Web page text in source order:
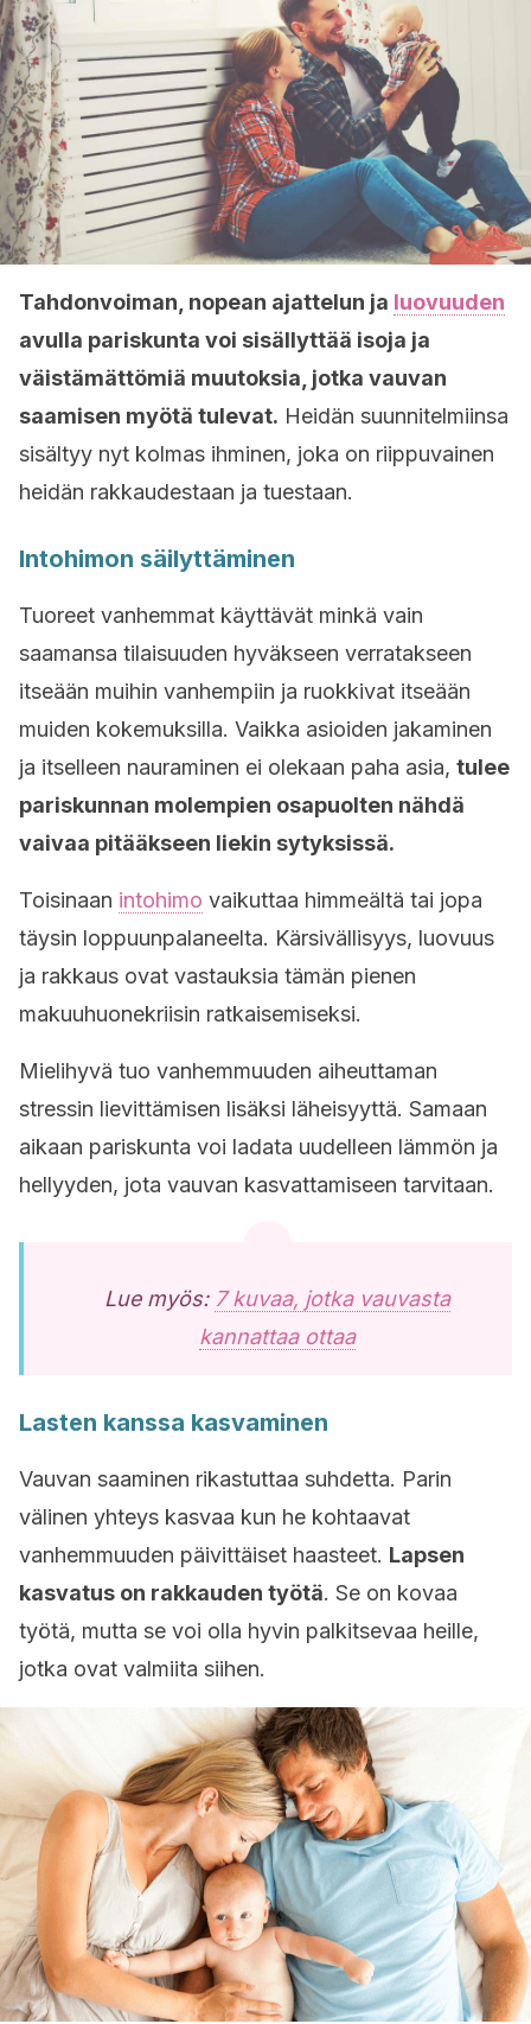
Tahdonvoiman, nopean ajattelun ja luovuuden
avulla pariskunta voi sisällyttää isoja ja
väistämättömiä muutoksia, jotka vauvan
saamisen myötä tulevat. Heidän suunnitelmiinsa
sisältyy nyt kolmas ihminen, joka on riippuvainen
heidän rakkaudestaan ja tuestaan.
Intohimon säilyttäminen
Tuoreet vanhemmat käyttävät minkä vain
saamansa tilaisuuden hyväkseen verratakseen
itseään muihin vanhempiin ja ruokkivat itseään
muiden kokemuksilla. Vaikka asioiden jakaminen
ja itselleen nauraminen ei olekaan paha asia, tulee
pariskunnan molempien osapuolten nähdä
vaivaa pitääkseen liekin sytyksissä.
Toisinaan intohimo vaikuttaa himmeältä tai jopa
täysin loppuunpalaneelta. Kärsivällisyys, luovuus
ja rakkaus ovat vastauksia tämän pienen
makuuhuonekriisin ratkaisemiseksi.
Mielihyvä tuo vanhemmuuden aiheuttaman
stressin lievittämisen lisäksi läheisyyttä. Samaan
aikaan pariskunta voi ladata uudelleen lämmön ja
hellyyden, jota vauvan kasvattamiseen tarvitaan.
Lue myös: 7 kuvaa, jotka vauvasta
kannattaa ottaa
Lasten kanssa kasvaminen
Vauvan saaminen rikastuttaa suhdetta. Parin
välinen yhteys kasvaa kun he kohtaavat
vanhemmuuden päivittäiset haasteet. Lapsen
kasvatus on rakkauden työtä. Se on kovaa
työtä, mutta se voi olla hyvin palkitsevaa heille,
jotka ovat valmiita siihen.